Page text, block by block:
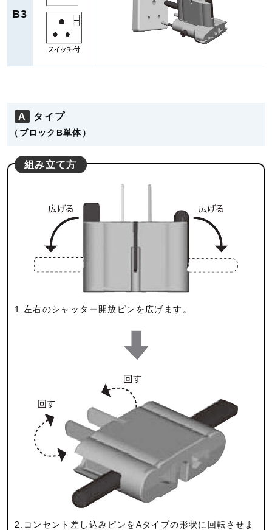
B3
A タイプ
（ブロックB単体）
組み立て方
1.左右のシャッター開放ピンを広げます。
2.コンセント差し込みピンをAタイプの形状に回転させま